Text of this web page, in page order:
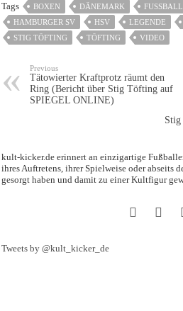
Tags BOXEN DÄNEMARK FUSSBALL
HAMBURGER SV
HSV LEGENDE
STIG TÖFTING
TÖFTING VIDEO
Previous
Tätowierter Kraftprotz räumt den
Ring (Bericht über Stig Töfting auf
SPIEGEL ONLINE)
kult-kicker.de erinnert an einzigartige
ihres Auftretens, ihrer Spielweise oder abseits
gesorgt haben und damit zu einer Kultfigur
Tweets by @kult_kicker_de